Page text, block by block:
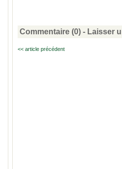
Commentaire (0) - Laisser
<< article précédent